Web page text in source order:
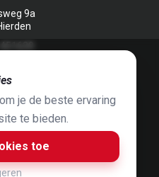
9a
door
& Jelle de Haan
je de beste ervaring
te bieden.
toe